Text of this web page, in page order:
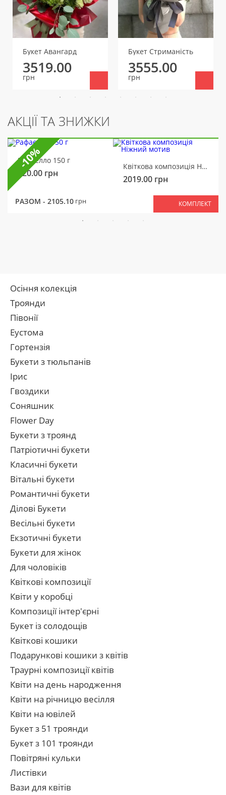
Букет Авангард
3519.00
грн
Букет Стриманість
3555.00
грн
АКЦІЇ ТА ЗНИЖКИ
Рафаелло 150 г
320.00 грн
Квіткова композиція Ніжний мотив
2019.00 грн
РАЗОМ - 2105.10 грн КОМПЛЕКТ
-10%
Осіння колекція
Троянди
Півонії
Еустома
Гортензія
Букети з тюльпанів
Ірис
Гвоздики
Соняшник
Flower Day
Букети з троянд
Патріотичні букети
Класичні букети
Вітальні букети
Романтичні букети
Ділові Букети
Весільні букети
Екзотичні букети
Букети для жінок
Для чоловіків
Квіткові композиції
Квіти у коробці
Композиції інтер'єрні
Букет із солодощів
Квіткові кошики
Подарункові кошики з квітів
Траурні композиції квітів
Квіти на день народження
Квіти на річницю весілля
Квіти на ювілей
Букет з 51 троянди
Букет з 101 троянди
Повітряні кульки
Листівки
Вази для квітів